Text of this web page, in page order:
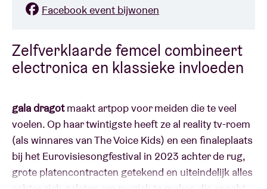
Zelfverklaarde femcel combineert
electronica en klassieke invloeden
gala dragotmaakt artpop voor meiden die te veel
voelen. Op haar twintigste heeft ze al reality tv-roem
(als winnares van The Voice Kids) en een finaleplaats
bij het Eurovisiesongfestival in 2023 achter de rug,
grote platencontracten getekend en uiteindelijk alles
Facebook event bijwonen